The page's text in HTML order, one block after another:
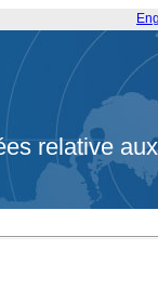
relative